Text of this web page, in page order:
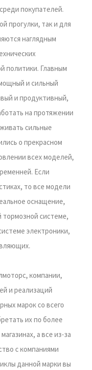
покупателей.
прогулки, так и для
наглядным
политики. Главным
и сильный
и продуктивный,
на протяжении
сильные
о прекрасном
всех моделей,
Если
то все модели
оснащение,
тормозной системе,
электроники,
компании,
и реализаций
марок со всего
их по более
а все из-за
с компаниями
данной марки вы